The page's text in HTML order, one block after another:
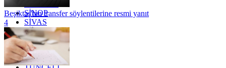
SİNOP
SİVAS
SİİRT
TEKİRDAĞ
TOKAT
TRABZON
Beşiktaş'tan transfer söylentilerine resmi yanıt
4